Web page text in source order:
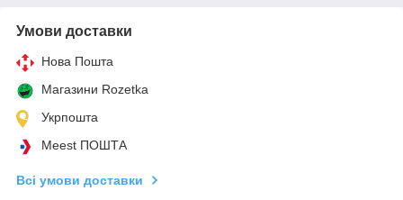
Умови доставки
Нова Пошта
Магазини Rozetka
Укрпошта
Meest ПОШТА
Всі умови доставки